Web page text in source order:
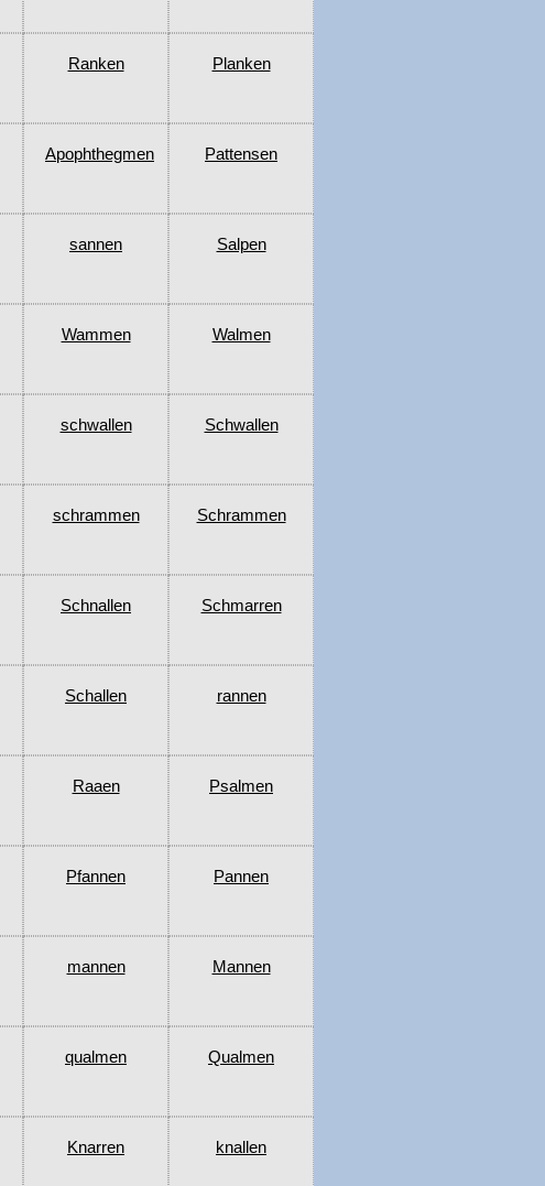
Ranken Planken
Apophthegmen Pattensen
sannen Salpen
Wammen Walmen
schwallen Schwallen
schrammen Schrammen
Schnallen Schmarren
Schallen rannen
Raaen Psalmen
Pfannen Pannen
mannen Mannen
qualmen Qualmen
Knarren knallen